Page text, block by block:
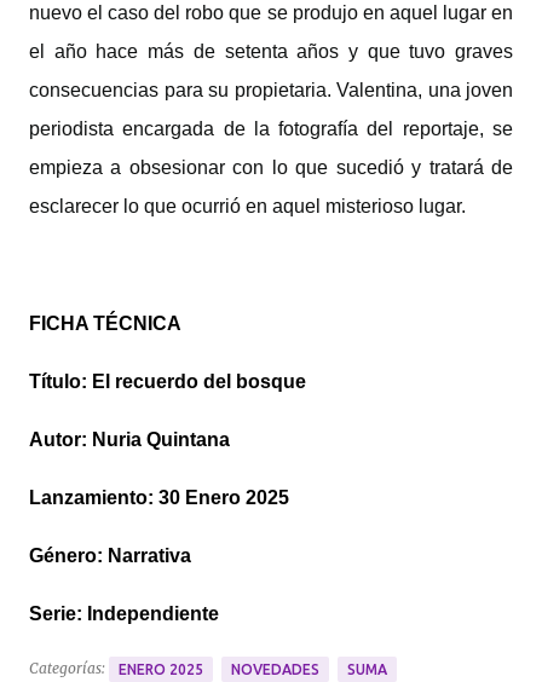
nuevo el caso del robo que se produjo en aquel lugar en
el año hace más de setenta años y que tuvo graves
consecuencias para su propietaria. Valentina, una joven
periodista encargada de la fotografía del reportaje, se
empieza a obsesionar con lo que sucedió y tratará de
esclarecer lo que ocurrió en aquel misterioso lugar.
FICHA TÉCNICA
Título: El recuerdo del bosque
Autor: Nuria Quintana
Lanzamiento: 30 Enero 2025
Género: Narrativa
Serie: Independiente
Categorías: ENERO 2025 NOVEDADES SUMA